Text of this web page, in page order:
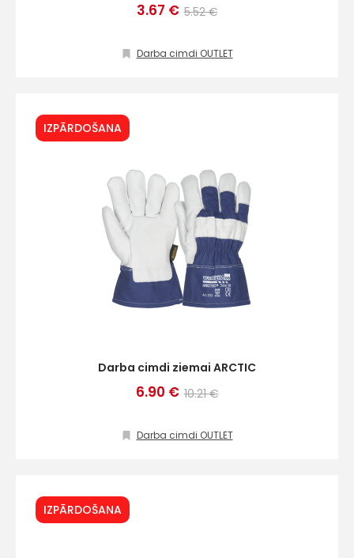
3.67 € 5.52 €
Darba cimdi OUTLET
IZPĀRDOŠANA
Darba cimdi ziemai ARCTIC
6.90 € 10.21 €
Darba cimdi OUTLET
IZPĀRDOŠANA